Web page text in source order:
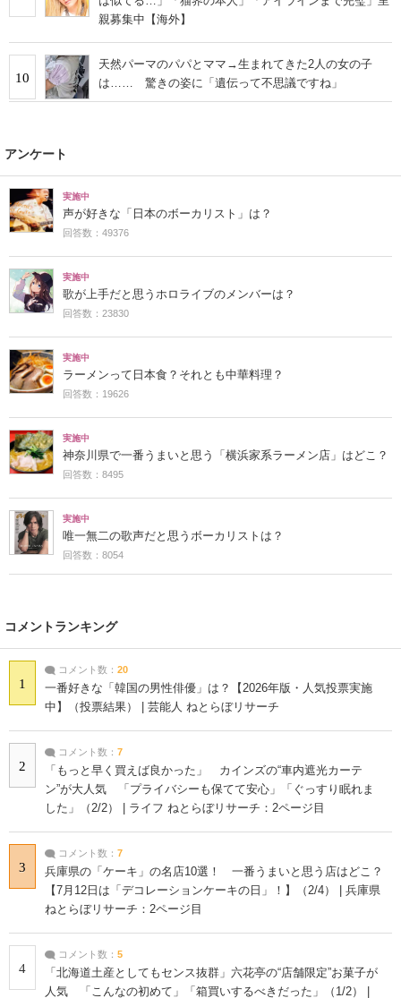
親募集中【海外】
10
天然パーマのパパとママ→生まれてきた2人の女の子
は…… 驚きの姿に「遺伝って不思議ですね」
アンケート
実施中
声が好きな「日本のボーカリスト」は？
回答数：49376
実施中
歌が上手だと思うホロライブのメンバーは？
回答数：23830
実施中
ラーメンって日本食？それとも中華料理？
回答数：19626
実施中
神奈川県で一番うまいと思う「横浜家系ラーメン店」はどこ？
回答数：8495
実施中
唯一無二の歌声だと思うボーカリストは？
回答数：8054
コメントランキング
1
コメント数： 20
一番好きな「韓国の男性俳優」は？【2026年版・人気投票実施
中】（投票結果） | 芸能人 ねとらぼリサーチ
2
コメント数： 7
「もっと早く買えば良かった」 カインズの“車内遮光カーテ
ン”が大人気 「プライバシーも保てて安心」「ぐっすり眠れま
した」（2/2） | ライフ ねとらぼリサーチ：2ページ目
3
コメント数： 7
兵庫県の「ケーキ」の名店10選！ 一番うまいと思う店はどこ？
【7月12日は「デコレーションケーキの日」！】（2/4） | 兵庫県
ねとらぼリサーチ：2ページ目
4
コメント数： 5
「北海道土産としてもセンス抜群」六花亭の“店舗限定”お菓子が
人気 「こんなの初めて」「箱買いするべきだった」（1/2） |